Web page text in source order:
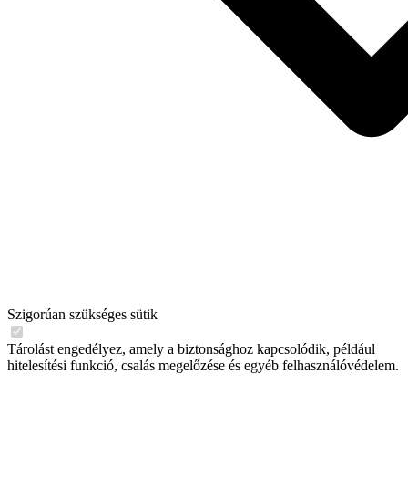
Szigorúan szükséges sütik
Tárolást engedélyez, amely a biztonsághoz kapcsolódik, például
hitelesítési funkció, csalás megelőzése és egyéb felhasználóvédelem.